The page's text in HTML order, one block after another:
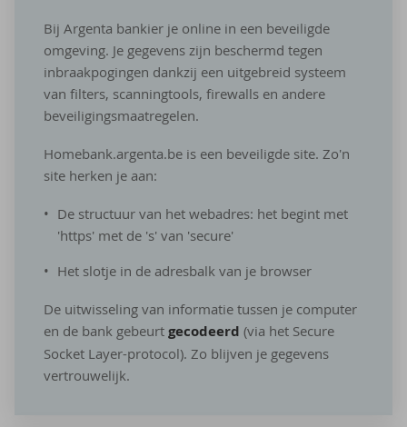
Bij Argenta bankier je online in een beveiligde
omgeving. Je gegevens zijn beschermd tegen
inbraakpogingen dankzij een uitgebreid systeem
van filters, scanningtools, firewalls en andere
beveiligingsmaatregelen.
Homebank.argenta.be is een beveiligde site. Zo'n
site herken je aan:
De structuur van het webadres: het begint met
'https' met de 's' van 'secure'
Het slotje in de adresbalk van je browser
De uitwisseling van informatie tussen je computer
en de bank gebeurt gecodeerd (via het Secure
Socket Layer-protocol). Zo blijven je gegevens
vertrouwelijk.